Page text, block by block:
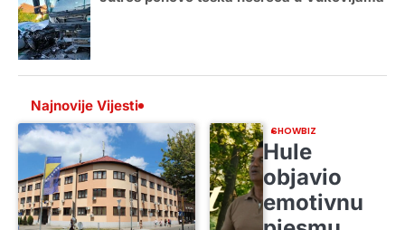
Najnovije Vijesti
SHOWBIZ
Hule
objavio
emotivnu